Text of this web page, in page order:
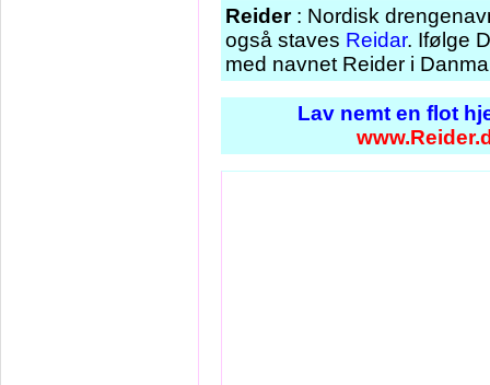
Reider: Nordisk
også staves Reidar. Ifølge
med navnet Reider i
Lav nemt en flot